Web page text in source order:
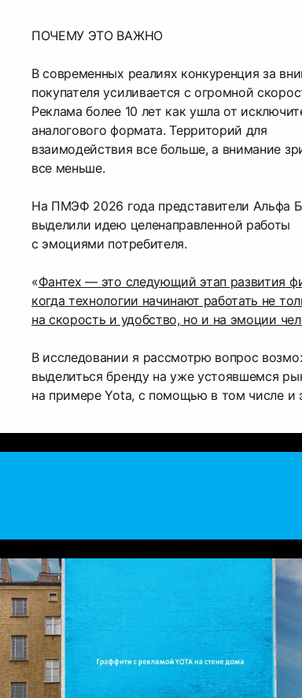
ПОЧЕМУ ЭТО ВАЖНО
В современных реалиях конкуренция за
покупателя усиливается с огромной
Реклама более 10 лет как ушла от
аналогового формата. Территорий для
взаимодействия все больше, а внимание
все меньше.
На ПМЭФ 2026 года представители Альфа
выделили идею целенаправленной работы
с эмоциями потребителя.
«Фантех — это следующий этап развития
когда технологии начинают работать не
на скорость и удобство, но и на эмоции
В исследовании я рассмотрю вопрос
выделиться бренду на уже устоявшемся
на примере Yota, с помощью в том числе и